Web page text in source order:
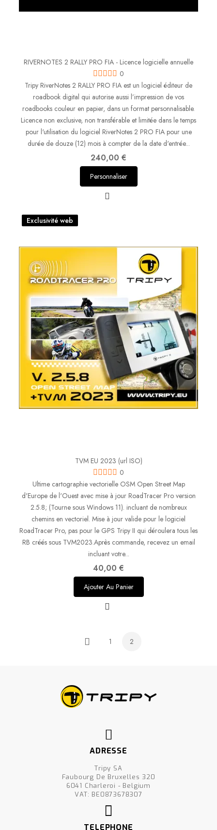
RIVERNOTES 2 RALLY PRO FIA - Licence logicielle annuelle
0
Tripy RiverNotes 2 RALLY PRO FIA est un logiciel éditeur de
roadbook digital qui autorise aussi l’impression de vos
roadbooks couleur en papier, dans un format personnalisable.
Licence non exclusive, non transférable et limitée dans le temps
pour l'utilisation du logiciel RiverNotes 2 PRO FIA pour une
durée de douze (12) mois à compter de la date d'entrée...
240,00 €
Personnaliser
Exclusivité web
TVM EU 2023 (url ISO)
0
Ultime cartographie vectorielle OSM Open Street Map
d'Europe de l'Ouest avec mise à jour RoadTracer Pro version
2.5.8; (Tourne sous Windows 11). incluant de nombreux
chemins en vectoriel. Mise à jour valide pour le logiciel
RoadTracer Pro, pas pour le GPS Tripy II qui déroulera tous les
RB créés sous TVM2023.Après commande, recevez un email
incluant votre...
40,00 €
Ajouter Au Panier
Précédent
1 2
ADRESSE
Tripy SA
Faubourg De Bruxelles 320
6041 Charleroi - Belgium
VAT: BE0873678307
TELEPHONE